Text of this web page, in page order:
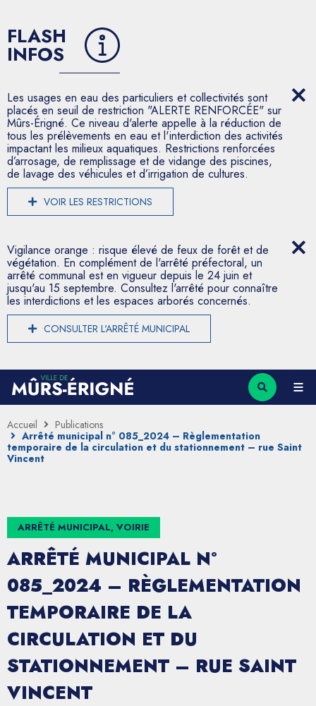
FLASH
INFOS
Les usages en eau des particuliers et collectivités sont
placés en seuil de restriction "ALERTE RENFORCÉE" sur
Mûrs-Érigné. Ce niveau d'alerte appelle à la réduction de
tous les prélèvements en eau et l'interdiction des activités
impactant les milieux aquatiques. Restrictions renforcées
d’arrosage, de remplissage et de vidange des piscines,
de lavage des véhicules et d’irrigation de cultures.
VOIR LES RESTRICTIONS
Vigilance orange : risque élevé de feux de forêt et de
végétation. En complément de l'arrêté préfectoral, un
arrêté communal est en vigueur depuis le 24 juin et
jusqu'au 15 septembre. Consultez l'arrêté pour connaître
les interdictions et les espaces arborés concernés.
CONSULTER L'ARRÊTÉ MUNICIPAL
Accueil
Publications
Arrêté municipal n° 085_2024 – Règlementation
temporaire de la circulation et du stationnement – rue Saint
Vincent
ARRÊTÉ MUNICIPAL, VOIRIE
ARRÊTÉ MUNICIPAL N°
085_2024 – RÈGLEMENTATION
TEMPORAIRE DE LA
CIRCULATION ET DU
STATIONNEMENT – RUE SAINT
VINCENT